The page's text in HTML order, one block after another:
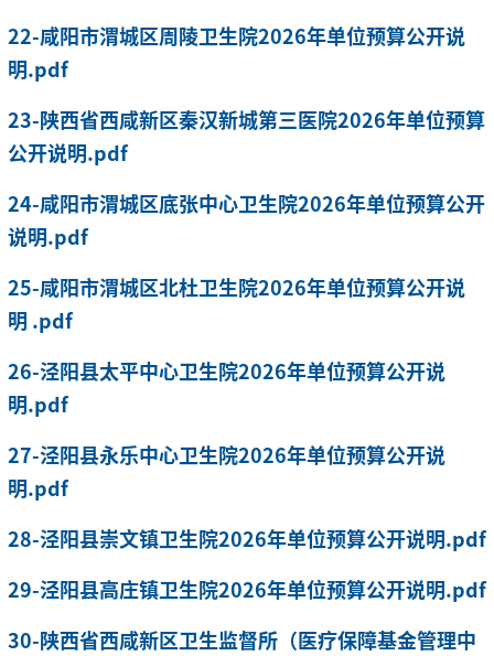
22-咸阳市渭城区周陵卫生院2026年单位预算公开说
明.pdf
23-陕西省西咸新区秦汉新城第三医院2026年单位预算
公开说明.pdf
24-咸阳市渭城区底张中心卫生院2026年单位预算公开
说明.pdf
25-咸阳市渭城区北杜卫生院2026年单位预算公开说
明 .pdf
26-泾阳县太平中心卫生院2026年单位预算公开说
明.pdf
27-泾阳县永乐中心卫生院2026年单位预算公开说
明.pdf
28-泾阳县崇文镇卫生院2026年单位预算公开说明.pdf
29-泾阳县高庄镇卫生院2026年单位预算公开说明.pdf
30-陕西省西咸新区卫生监督所（医疗保障基金管理中